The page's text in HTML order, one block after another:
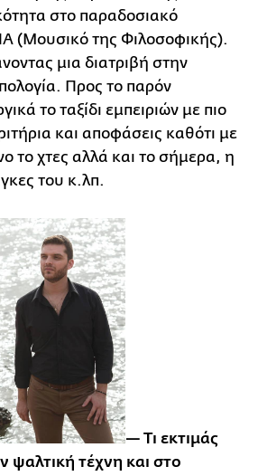
στο παραδοσιακό
(Μουσικό της Φιλοσοφικής).
μια διατριβή στην
Προς το παρόν
το ταξίδι εμπειριών με πιο
και αποφάσεις καθότι με
το χτες αλλά και το σήμερα, η
του κ.λπ.
— Τι εκτιμάς
ψαλτική τέχνη και στο